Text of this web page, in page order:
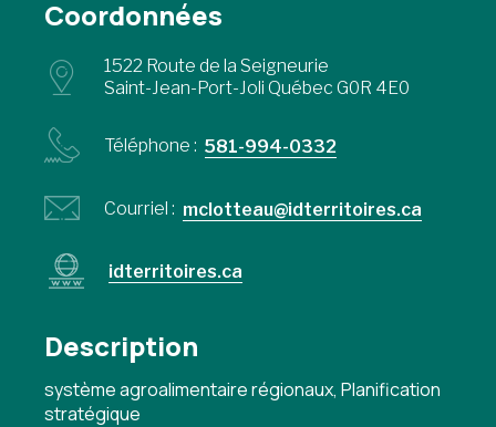
Coordonnées
1522 Route de la Seigneurie
Saint-Jean-Port-Joli Québec G0R 4E0
Téléphone : 581-994-0332
Courriel : mclotteau@idterritoires.ca
idterritoires.ca
Description
système agroalimentaire régionaux, Planification
stratégique